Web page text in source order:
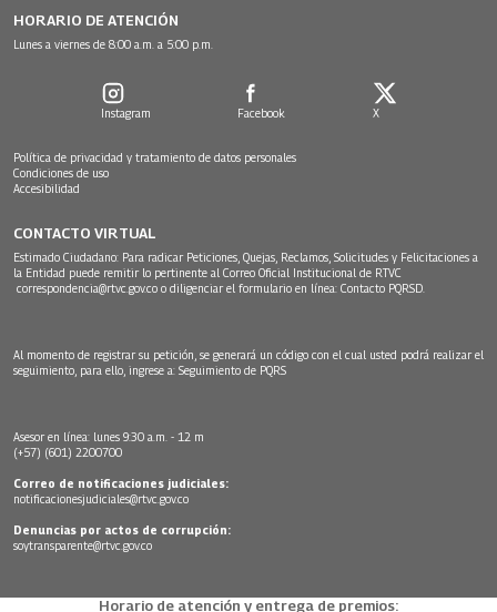
HORARIO DE ATENCIÓN
Lunes a viernes de 8:00 a.m. a 5:00 p.m.
Instagram Facebook X
Política de privacidad y tratamiento de datos personales
Condiciones de uso
Accesibilidad
CONTACTO VIRTUAL
Estimado Ciudadano: Para radicar Peticiones, Quejas, Reclamos, Solicitudes y Felicitaciones a
la Entidad puede remitir lo pertinente al Correo Oficial Institucional de RTVC
correspondencia@rtvc.gov.co o diligenciar el formulario en línea: Contacto PQRSD.
Al momento de registrar su petición, se generará un código con el cual usted podrá realizar el
seguimiento, para ello, ingrese a: Seguimiento de PQRS
Asesor en línea: lunes 9:30 a.m. - 12 m
(+57) (601) 2200700
Correo de notificaciones judiciales:
notificacionesjudiciales@rtvc.gov.co
Denuncias por actos de corrupción:
soytransparente@rtvc.gov.co
Horario de atención y entrega de premios: